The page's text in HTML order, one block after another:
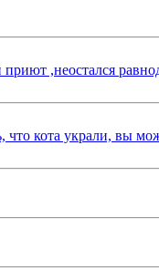
,неостался
кота украли, вы